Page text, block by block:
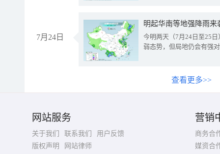
7月24日
明起华南等地强降雨
今明两天（7月24日至25
弱态势，但局地仍会有强
查看更多>>
网站服务
关于我们 联系我们
用户反馈
版权声明
网站律师
营销
商务合
媒资合